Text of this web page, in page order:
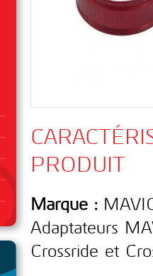
PRODUIT
Marque :
Adaptateurs
Crossride et